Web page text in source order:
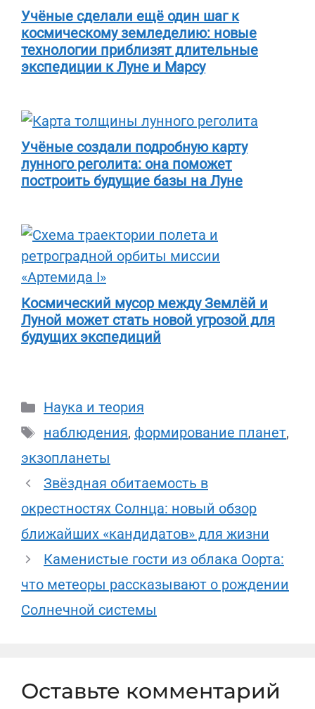
Учёные сделали ещё один шаг к
космическому земледелию: новые
технологии приблизят длительные
экспедиции к Луне и Марсу
Учёные создали подробную карту
лунного реголита: она поможет
построить будущие базы на Луне
Космический мусор между Землёй и
Луной может стать новой угрозой для
будущих экспедиций
Рубрики
Наука и теория
Метки
наблюдения, формирование планет,
экзопланеты
Звёздная обитаемость в
окрестностях Солнца: новый обзор
ближайших «кандидатов» для жизни
Каменистые гости из облака Оорта:
что метеоры рассказывают о рождении
Солнечной системы
Оставьте комментарий